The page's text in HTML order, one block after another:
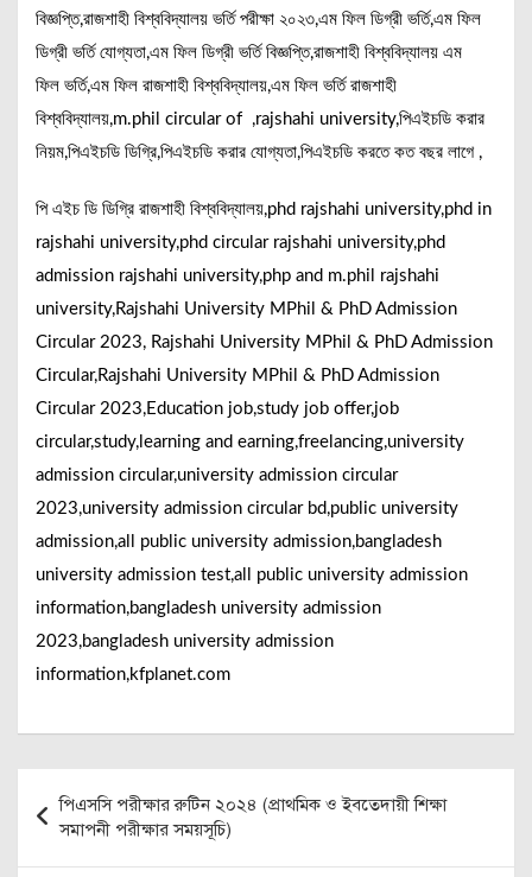
বিজ্ঞপ্তি,রাজশাহী বিশ্ববিদ্যালয় ভর্তি পরীক্ষা ২০২৩,এম ফিল ডিগ্রী ভর্তি,এম ফিল
ডিগ্রী ভর্তি যোগ্যতা,এম ফিল ডিগ্রী ভর্তি বিজ্ঞপ্তি,রাজশাহী বিশ্ববিদ্যালয় এম
ফিল ভর্তি,এম ফিল রাজশাহী বিশ্ববিদ্যালয়,এম ফিল ভর্তি রাজশাহী
বিশ্ববিদ্যালয়,m.phil circular of ,rajshahi university,পিএইচডি করার
নিয়ম,পিএইচডি ডিগ্রি,পিএইচডি করার যোগ্যতা,পিএইচডি করতে কত বছর লাগে ,
পি এইচ ডি ডিগ্রি রাজশাহী বিশ্ববিদ্যালয়,phd rajshahi university,phd in
rajshahi university,phd circular rajshahi university,phd
admission rajshahi university,php and m.phil rajshahi
university,Rajshahi University MPhil & PhD Admission
Circular 2023, Rajshahi University MPhil & PhD Admission
Circular,Rajshahi University MPhil & PhD Admission
Circular 2023,Education job,study job offer,job
circular,study,learning and earning,freelancing,university
admission circular,university admission circular
2023,university admission circular bd,public university
admission,all public university admission,bangladesh
university admission test,all public university admission
information,bangladesh university admission
2023,bangladesh university admission
information,kfplanet.com
Post
navigation
পিএসসি পরীক্ষার রুটিন ২০২৪ (প্রাথমিক ও ইবতেদায়ী শিক্ষা
সমাপনী পরীক্ষার সময়সূচি)